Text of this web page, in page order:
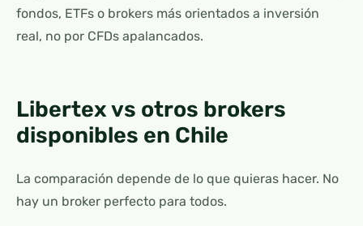
fondos, ETFs o brokers más orientados a inversión
real, no por CFDs apalancados.
Libertex vs otros brokers
disponibles en Chile
La comparación depende de lo que quieras hacer. No
hay un broker perfecto para todos.